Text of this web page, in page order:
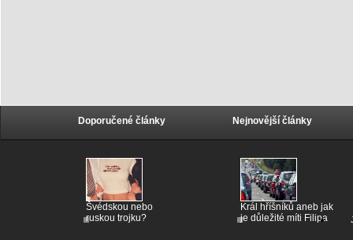
Doporučené články
Švédskou nebo
ruskou trojku?
Nejnovější články
Král hříšníků aneb jak
je důležité míti Filipa